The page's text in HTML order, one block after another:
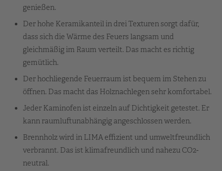
genießen.
Der hohe Keramikanteil in drei Texturen sorgt dafür,
dass sich die Wärme des Feuers langsam und
gleichmäßig im Raum verteilt. Das macht es richtig
gemütlich.
Der hochliegende Feuerraum ist bequem im Stehen zu
öffnen. Das macht das Holznachlegen sehr komfortabel.
Jeder Kaminofen ist einzeln auf Dichtigkeit getestet. Er
kann raumluftunabhängig angeschlossen werden.
Brennholz wird in LIMA effizient und umweltfreundlich
verbrannt. Das ist klimafreundlich und nahezu CO2-
neutral.